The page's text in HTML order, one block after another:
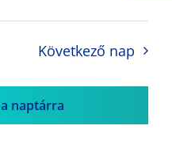
Következő nap
naptárra